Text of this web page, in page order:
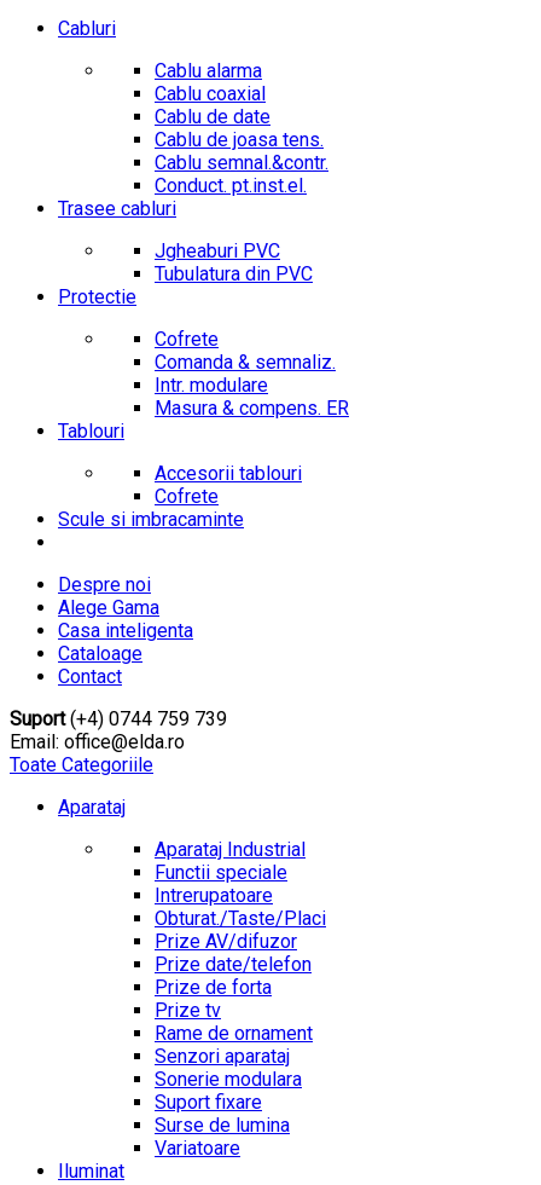
Cabluri
Cablu alarma
Cablu coaxial
Cablu de date
Cablu de joasa tens.
Cablu semnal.&contr.
Conduct. pt.inst.el.
Trasee cabluri
Jgheaburi PVC
Tubulatura din PVC
Protectie
Cofrete
Comanda & semnaliz.
Intr. modulare
Masura & compens. ER
Tablouri
Accesorii tablouri
Cofrete
Scule si imbracaminte
Despre noi
Alege Gama
Casa inteligenta
Cataloage
Contact
Suport(+4) 0744 759 739
Email: office@elda.ro
Toate Categoriile
Aparataj
Aparataj Industrial
Functii speciale
Intrerupatoare
Obturat./Taste/Placi
Prize AV/difuzor
Prize date/telefon
Prize de forta
Prize tv
Rame de ornament
Senzori aparataj
Sonerie modulara
Suport fixare
Surse de lumina
Variatoare
Iluminat